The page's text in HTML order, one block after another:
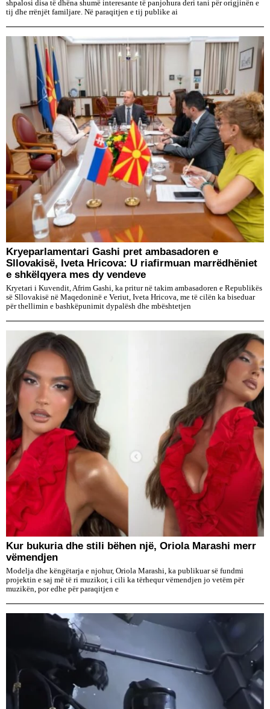
shpalosi disa të dhëna shumë interesante të panjohura deri tani për origjinën e
tij dhe rrënjët familjare. Në paraqitjen e tij publike ai
Kryeparlamentari Gashi pret ambasadoren e
Sllovakisë, Iveta Hricova: U riafirmuan marrëdhëniet
e shkëlqyera mes dy vendeve
Kryetari i Kuvendit, Afrim Gashi, ka pritur në takim ambasadoren e Republikës
së Sllovakisë në Maqedoninë e Veriut, Iveta Hricova, me të cilën ka biseduar
për thellimin e bashkëpunimit dypalësh dhe mbështetjen
Kur bukuria dhe stili bëhen një, Oriola Marashi merr
vëmendjen
Modelja dhe këngëtarja e njohur, Oriola Marashi, ka publikuar së fundmi
projektin e saj më të ri muzikor, i cili ka tërhequr vëmendjen jo vetëm për
muzikën, por edhe për paraqitjen e